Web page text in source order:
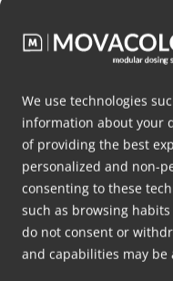
We use technologies
information about your
of providing the best
personalized and non-
consenting to these
such as browsing
do not consent or
and capabilities may be
MDS
โซลูชันการจ่ายส
มิตรต่องบประมา
เลือกและฟังก์ชัน
หลายเพื่อการป้อน